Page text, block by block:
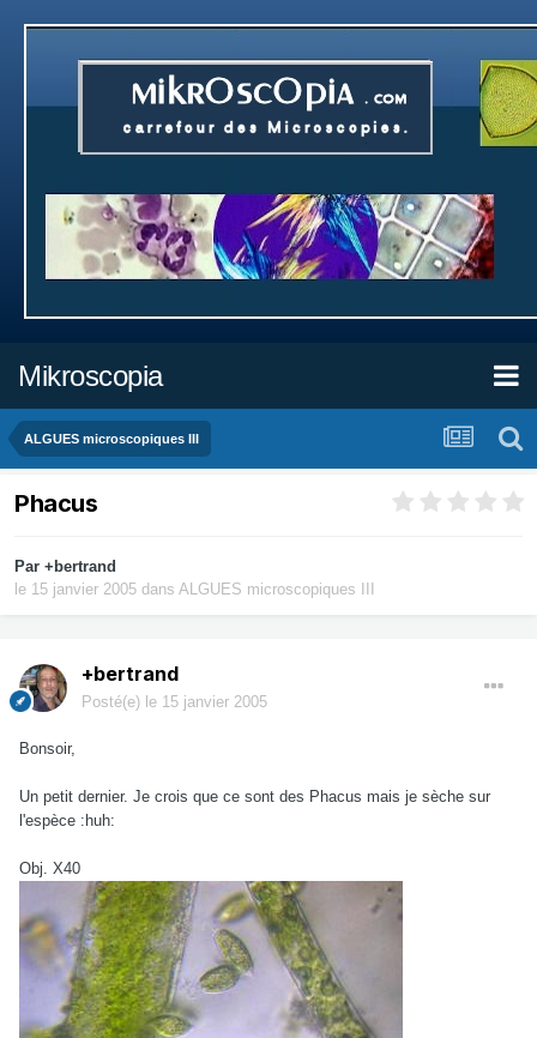
Mikroscopia
ALGUES microscopiques III
Phacus
Par +bertrand
le 15 janvier 2005 dans ALGUES microscopiques III
+bertrand
Posté(e) le 15 janvier 2005
Bonsoir,
Un petit dernier. Je crois que ce sont des Phacus mais je sèche sur
l'espèce :huh:
Obj. X40